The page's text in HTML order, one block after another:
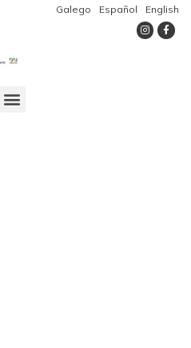
Galego Español English